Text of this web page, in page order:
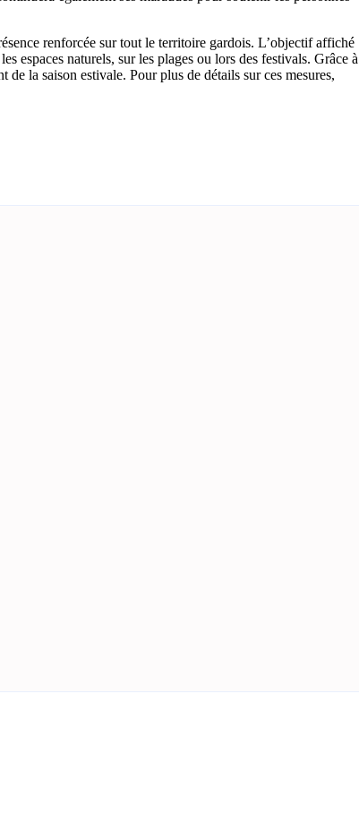
renforcée sur tout le territoire gardois. L’objectif affiché
espaces naturels, sur les plages ou lors des festivals. Grâce à
la saison estivale. Pour plus de détails sur ces mesures,